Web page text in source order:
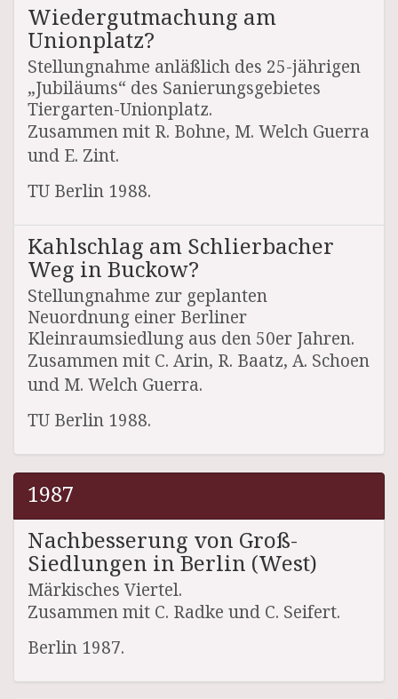
Wiedergutmachung am
Unionplatz?
Stellungnahme anläßlich des 25-jährigen
„Jubiläums“ des Sanierungsgebietes
Tiergarten-Unionplatz.
Zusammen mit R. Bohne, M. Welch Guerra
und E. Zint.
TU Berlin 1988.
Kahlschlag am Schlierbacher
Weg in Buckow?
Stellungnahme zur geplanten
Neuordnung einer Berliner
Kleinraumsiedlung aus den 50er Jahren.
Zusammen mit C. Arin, R. Baatz, A. Schoen
und M. Welch Guerra.
TU Berlin 1988.
1987
Nachbesserung von Groß-
Siedlungen in Berlin (West)
Märkisches Viertel.
Zusammen mit C. Radke und C. Seifert.
Berlin 1987.